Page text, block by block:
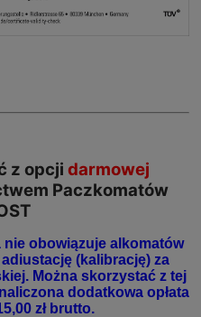
z opcji darmowej
Paczkomatów
nie obowiązuje alkomatów
(kalibrację) za
Można skorzystać z tej
dodatkowa opłata
zł brutto.